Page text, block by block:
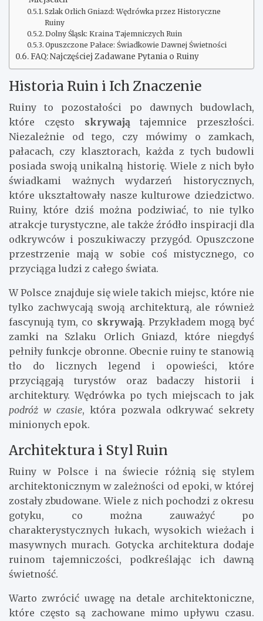
Szlak Orlich Gniazd: Wędrówka przez Historyczne
Ruiny
Dolny Śląsk: Kraina Tajemniczych Ruin
Opuszczone Pałace: Świadkowie Dawnej Świetności
FAQ: Najczęściej Zadawane Pytania o Ruiny
Historia Ruin i Ich Znaczenie
Ruiny to pozostałości po dawnych budowlach,
które często skrywajątajemnice przeszłości.
Niezależnie od tego, czy mówimy o zamkach,
pałacach, czy klasztorach, każda z tych budowli
posiada swoją unikalną historię. Wiele z nich było
świadkami ważnych wydarzeń historycznych,
które ukształtowały nasze kulturowe dziedzictwo.
Ruiny, które dziś można podziwiać, to nie tylko
atrakcje turystyczne, ale także źródło inspiracji dla
odkrywców i poszukiwaczy przygód. Opuszczone
przestrzenie mają w sobie coś mistycznego, co
przyciąga ludzi z całego świata.
W Polsce znajduje się wiele takich miejsc, które nie
tylko zachwycają swoją architekturą, ale również
fascynują tym, co skrywają. Przykładem mogą być
zamki na Szlaku Orlich Gniazd, które niegdyś
pełniły funkcje obronne. Obecnie ruiny te stanowią
tło do licznych legend i opowieści, które
przyciągają turystów oraz badaczy historii i
architektury. Wędrówka po tych miejscach to jak
podróż w czasie, która pozwala odkrywać sekrety
minionych epok.
Architektura i Styl Ruin
Ruiny w Polsce i na świecie różnią się stylem
architektonicznym w zależności od epoki, w której
zostały zbudowane. Wiele z nich pochodzi z okresu
gotyku, co można zauważyć po
charakterystycznych łukach, wysokich wieżach i
masywnych murach. Gotycka architektura dodaje
ruinom tajemniczości, podkreślając ich dawną
świetność.
Warto zwrócić uwagę na detale architektoniczne,
które często są zachowane mimo upływu czasu.